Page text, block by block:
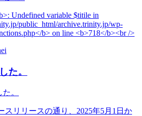
た。
スリリースの通り、2025年5月1日か